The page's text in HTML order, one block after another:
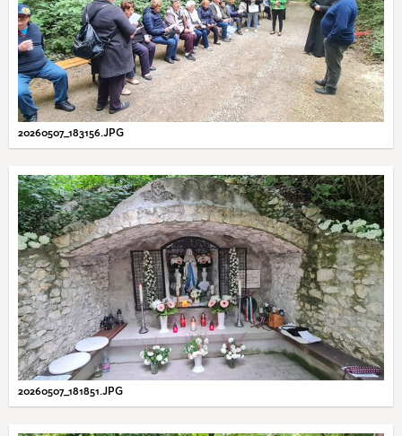
20260507_183156.JPG
20260507_181851.JPG